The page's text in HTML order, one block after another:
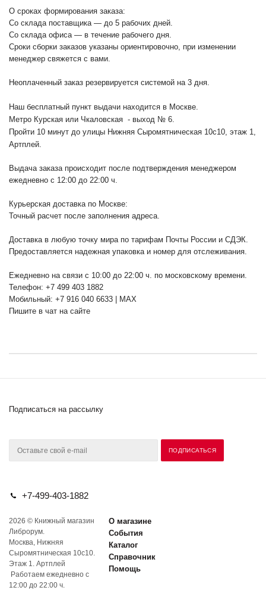
О сроках формирования заказа:
Со склада поставщика — до 5 рабочих дней.
Со склада офиса — в течение рабочего дня.
Сроки сборки заказов указаны ориентировочно, при изменении
менеджер свяжется с вами.
Неоплаченный заказ резервируется системой на 3 дня.
Наш бесплатный пункт выдачи находится в Москве.
Метро Курская или Чкаловская - выход № 6.
Пройти 10 минут до улицы Нижняя Сыромятническая 10с10, этаж 1,
Артплей.
Выдача заказа происходит после подтверждения менеджером
ежедневно с 12:00 до 22:00 ч.
Курьерская доставка по Москве:
Точный расчет после заполнения адреса.
Доставка в любую точку мира по тарифам Почты России и СДЭК.
Предоставляется надежная упаковка и номер для отслеживания.
Ежедневно на связи с 10:00 до 22:00 ч. по московскому времени.
Телефон: +7 499 403 1882
Мобильный: +7 916 040 6633 | MAX
Пишите в чат на сайте
Подписаться на рассылку
+7-499-403-1882
2026 © Книжный магазин
Либрорум.
Москва, Нижняя
Сыромятническая 10с10.
Этаж 1. Артплей
Работаем ежедневно с
12:00 до 22:00 ч.
О магазине
События
Каталог
Справочник
Помощь